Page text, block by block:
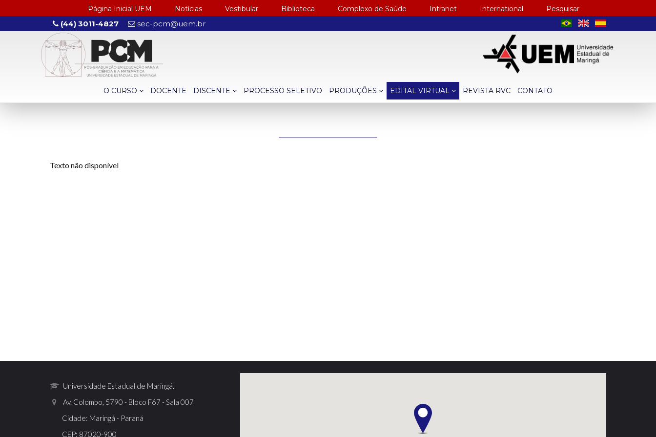
Página Inicial UEM Notícias Vestibular Biblioteca Complexo de Saúde Intranet International Pesquisar
(44) 3011-4827 sec-pcm@uem.br
O CURSO DOCENTE DISCENTE PROCESSO SELETIVO PRODUÇÕES EDITAL VIRTUAL REVISTA RVC CONTATO
Texto não disponível
Universidade Estadual de Maringá.
Av. Colombo, 5790 - Bloco F67 - Sala 007
Cidade: Maringá - Paraná
CEP: 87020-900